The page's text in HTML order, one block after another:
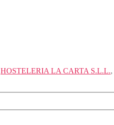
HOSTELERIA LA CARTA S.L.L.,